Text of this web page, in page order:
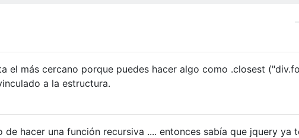
el más cercano porque puedes hacer algo como .closest
a la estructura.
de hacer una función recursiva .... entonces sabía que jquery ya